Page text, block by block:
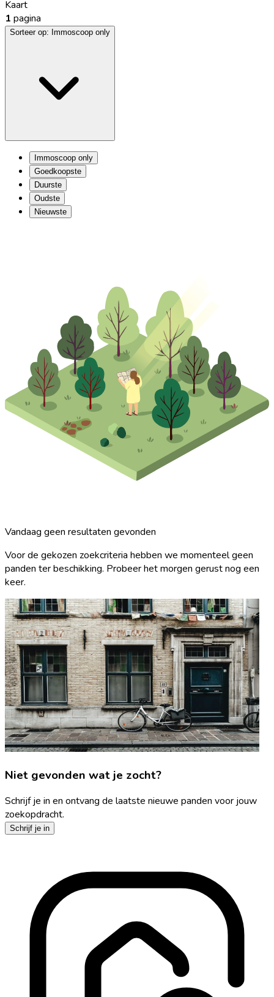
Kaart
1 pagina
Sorteer op: Immoscoop only
Immoscoop only
Goedkoopste
Duurste
Oudste
Nieuwste
Vandaag geen resultaten gevonden
Voor de gekozen zoekcriteria hebben we momenteel geen
panden ter beschikking. Probeer het morgen gerust nog een
keer.
Niet gevonden wat je zocht?
Schrijf je in en ontvang de laatste nieuwe panden voor jouw
zoekopdracht.
Schrijf je in